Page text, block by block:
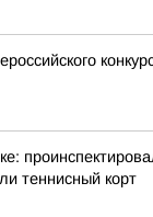
теннисный корт